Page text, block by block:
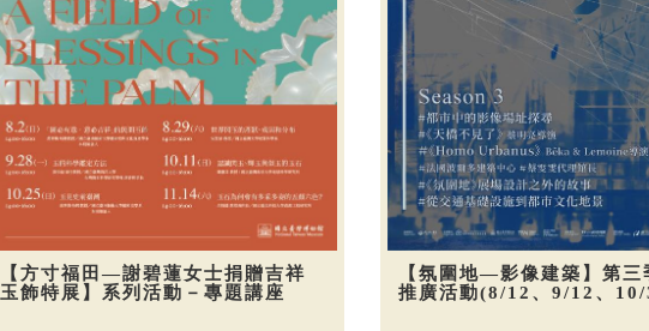
【方寸福田—謝碧蓮女士捐贈吉祥
玉飾特展】系列活動－專題講座
【氛圍地—影像建築】第三
推廣活動(8/12、9/12、10/